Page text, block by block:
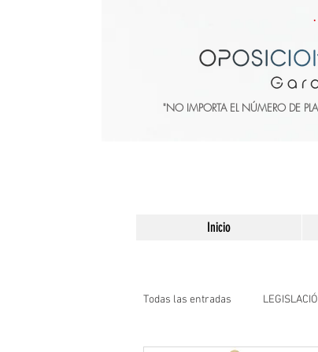
"NO IMPORTA EL NÚMERO DE
Inicio
Todas las entradas